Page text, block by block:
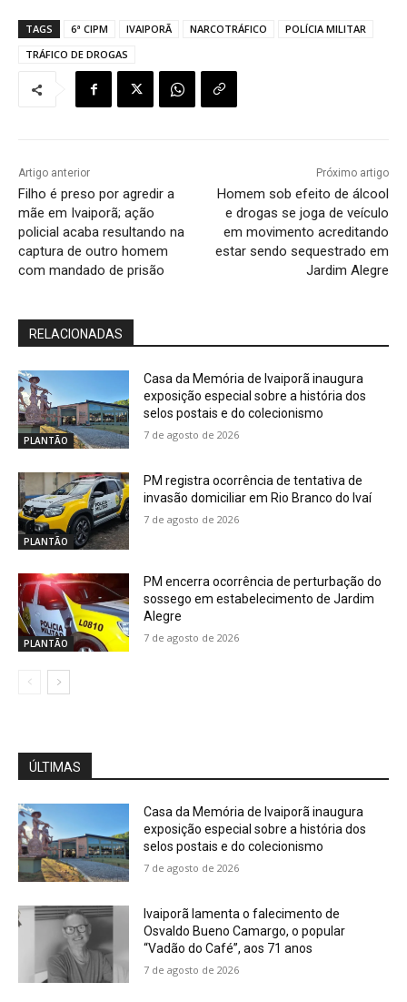
TAGS 6ª CIPM IVAIPORÃ NARCOTRÁFICO
POLÍCIA MILITAR
TRÁFICO DE DROGAS
Artigo anterior
Filho é preso por agredir a
mãe em Ivaiporã; ação
policial acaba resultando na
captura de outro homem
com mandado de prisão
Próximo artigo
Homem sob efeito de álcool
e drogas se joga de veículo
em movimento acreditando
estar sendo sequestrado em
Jardim Alegre
RELACIONADAS
PLANTÃO
Casa da Memória de Ivaiporã inaugura
exposição especial sobre a história dos
selos postais e do colecionismo
7 de agosto de 2026
PLANTÃO
PM registra ocorrência de tentativa de
invasão domiciliar em Rio Branco do Ivaí
7 de agosto de 2026
PLANTÃO
PM encerra ocorrência de perturbação do
sossego em estabelecimento de Jardim
Alegre
7 de agosto de 2026
ÚLTIMAS
Casa da Memória de Ivaiporã inaugura
exposição especial sobre a história dos
selos postais e do colecionismo
7 de agosto de 2026
Ivaiporã lamenta o falecimento de
Osvaldo Bueno Camargo, o popular
“Vadão do Café”, aos 71 anos
7 de agosto de 2026